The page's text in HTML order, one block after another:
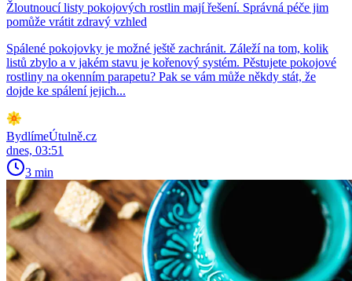
Žloutnoucí listy pokojových rostlin mají řešení. Správná péče jim
pomůže vrátit zdravý vzhled
Spálené pokojovky je možné ještě zachránit. Záleží na tom, kolik
listů zbylo a v jakém stavu je kořenový systém. Pěstujete pokojové
rostliny na okenním parapetu? Pak se vám může někdy stát, že
dojde ke spálení jejich...
BydlímeÚtulně.cz
dnes, 03:51
3 min